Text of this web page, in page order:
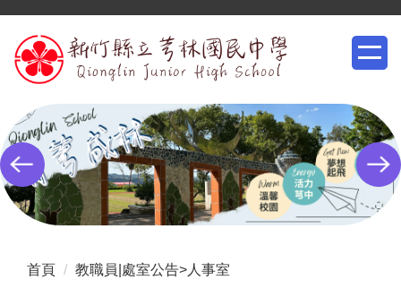
到
主
內
容
區
首頁 教職員|處室公告>人事室